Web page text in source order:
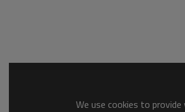
We use cookies to